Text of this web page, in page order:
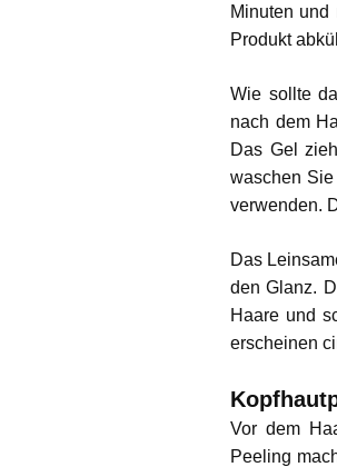
Minuten
Produkt
Wie sollte
nach dem
Das Gel
waschen
verwenden.
Das
den Glanz.
Haare und
erscheinen
Vor dem
Peeling